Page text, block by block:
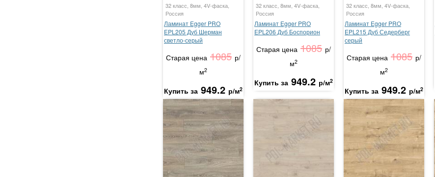
32 класс, 8мм, 4V-фаска,
Россия
Ламинат Egger PRO
EPL205 Дуб Шерман
светло-серый
Старая цена 1085 р/
м2
Купить за 949.2 р/м2
32 класс, 8мм, 4V-фаска,
Россия
Ламинат Egger PRO
EPL206 Дуб Боспорион
Старая цена 1085 р/
м2
Купить за 949.2 р/м2
32 класс, 8мм, 4V-фаска,
Россия
Ламинат Egger PRO
EPL215 Дуб Седерберг
серый
Старая цена 1085 р/
м2
Купить за 949.2 р/м2